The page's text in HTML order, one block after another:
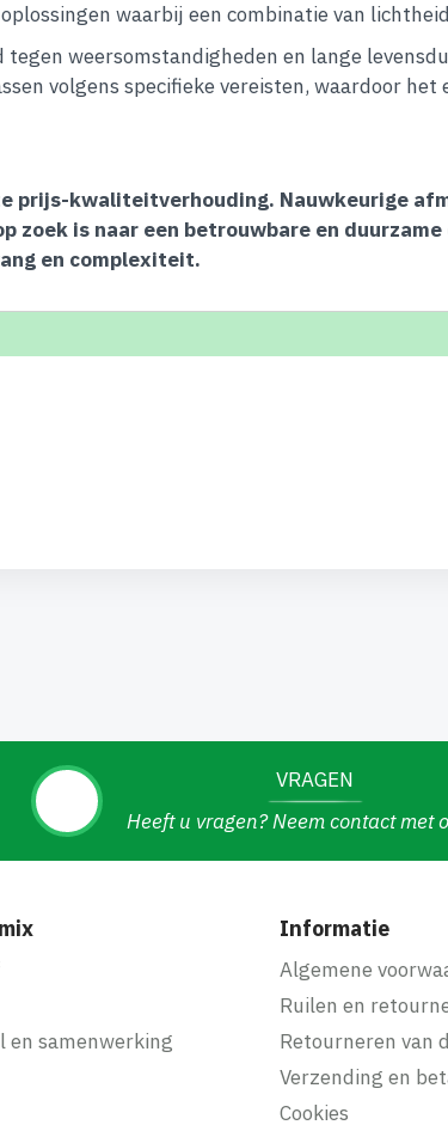
waarbij een combinatie van
weersomstandigheden en lange
volgens specifieke vereisten, waardoor
kwaliteitverhouding. Nauwkeurige
zoek is naar een betrouwbare en
en complexiteit.
VRAGEN
Heeft u vragen? Neem contact met
en samenwerking
Informatie
Algemene
Ruilen en
Retourneren van
Verzending en
Cookies